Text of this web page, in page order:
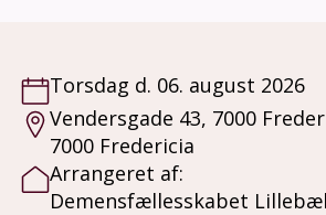
Torsdag d. 06. august 2026
Vendersgade 43, 7000
7000 Fredericia
Arrangeret af:
Demensfællesskabet